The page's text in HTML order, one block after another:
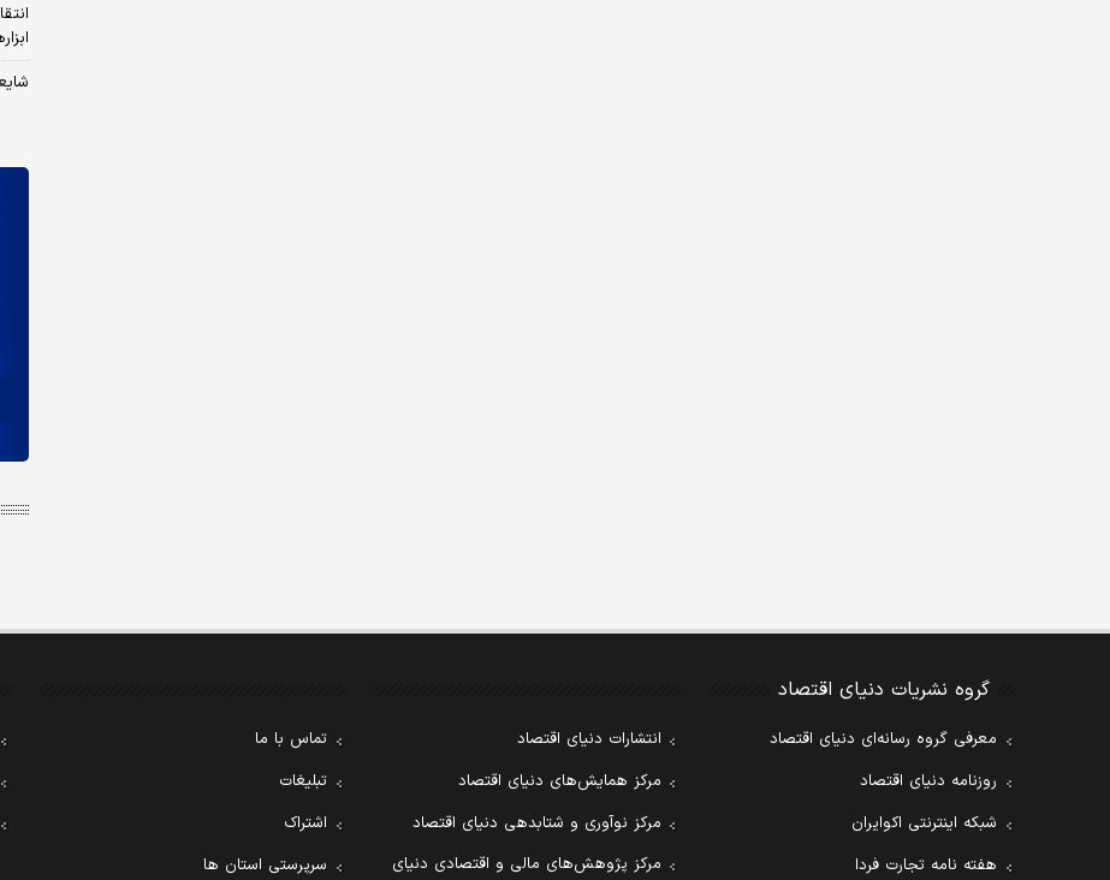
گروه نشریات دنیای اقتصاد
معرفی گروه رسانه‌ای دنیای اقتصاد
روزنامه دنیای اقتصاد
شبکه اینترنتی اکوایران
هفته نامه تجارت فردا
انتشارات دنیای اقتصاد
مرکز همایش‌های دنیای اقتصاد
مرکز نوآوری و شتابدهی دنیای اقتصاد
مرکز پژوهش‌های مالی و اقتصادی دنیای
تماس با ما
تبلیغات
اشتراک
سرپرستی استان ها